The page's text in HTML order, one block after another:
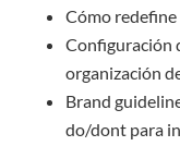
Cómo
Configuración
organización
Brand
do/dont para